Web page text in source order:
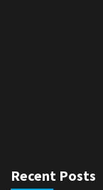
Recent Posts